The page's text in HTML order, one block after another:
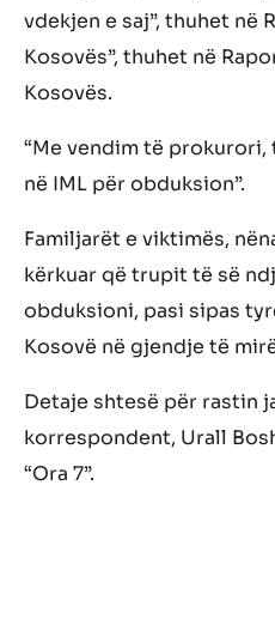
vdekjen e saj”, thuhet në
Kosovës”, thuhet në
Kosovës.
“Me vendim të
në IML për obduksion”.
Familjarët e viktimës,
kërkuar që trupit të së
obduksioni, pasi sipas
Kosovë në gjendje të
Detaje shtesë për rastin
korrespondent, Urall
“Ora 7”.